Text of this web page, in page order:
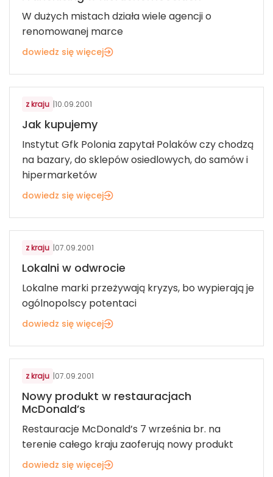
W dużych mistach działa wiele agencji o
renomowanej marce
dowiedz się więcej
z kraju |10.09.2001
Jak kupujemy
Instytut Gfk Polonia zapytał Polaków czy chodzą
na bazary, do sklepów osiedlowych, do samów i
hipermarketów
dowiedz się więcej
z kraju |07.09.2001
Lokalni w odwrocie
Lokalne marki przeżywają kryzys, bo wypierają je
ogólnopolscy potentaci
dowiedz się więcej
z kraju |07.09.2001
Nowy produkt w restauracjach
McDonald’s
Restauracje McDonald’s 7 września br. na
terenie całego kraju zaoferują nowy produkt
dowiedz się więcej